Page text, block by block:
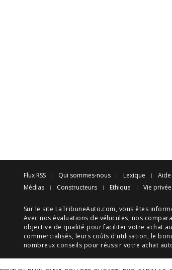
Flux RSS Qui sommes-nous Lexique Aide
Médias
Constructeurs Ethique Vie privée
Sur le site LaTribuneAuto.com, vous êtes
Avec nos évaluations de véhicules, nos
objective de qualité pour faciliter votre achat
commercialisés, leurs coûts d'utilisation, le
nombreux conseils pour réussir votre achat